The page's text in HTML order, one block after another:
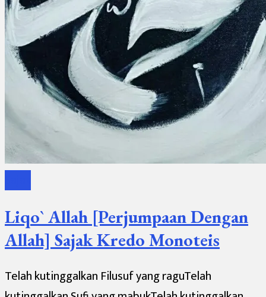
Liqo` Allah [Perjumpaan Dengan
Allah] Sajak Kredo Monoteis
Telah kutinggalkan Filusuf yang raguTelah